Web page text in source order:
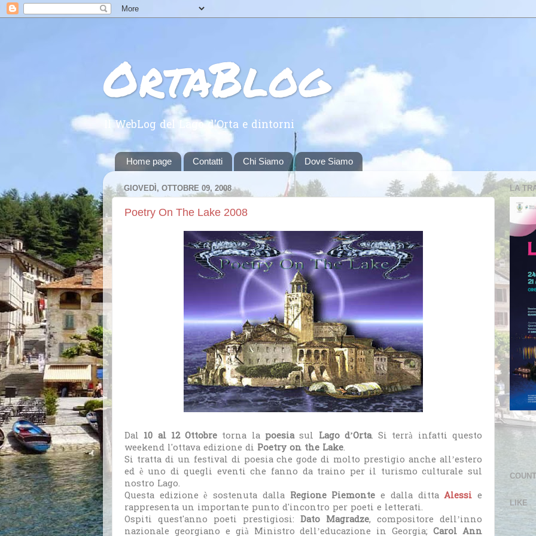
OrtaBlog
Il WebLog del Lago d'Orta e dintorni
Home page Contatti Chi Siamo Dove Siamo
GIOVEDÌ, OTTOBRE 09, 2008
Poetry On The Lake 2008
Dal 10 al 12 Ottobre torna la poesiasul Lago d’Orta. Si terrà infatti questo
weekend l'ottava edizione di Poetry on the Lake.
Si tratta di un festival di poesia che gode di molto prestigio anche all’estero
ed è uno di quegli eventi che fanno da traino per il turismo culturale sul
nostro Lago.
Questa edizione è sostenuta dalla Regione Piemonte e dalla dittaAlessi e
rappresenta un importante punto d'incontro per poeti e letterati.
Ospiti quest'anno poeti prestigiosi: Dato Magradze, compositore dell’inno
nazionale georgiano e già Ministro dell’educazione in Georgia;Carol Ann
LA
LIKE